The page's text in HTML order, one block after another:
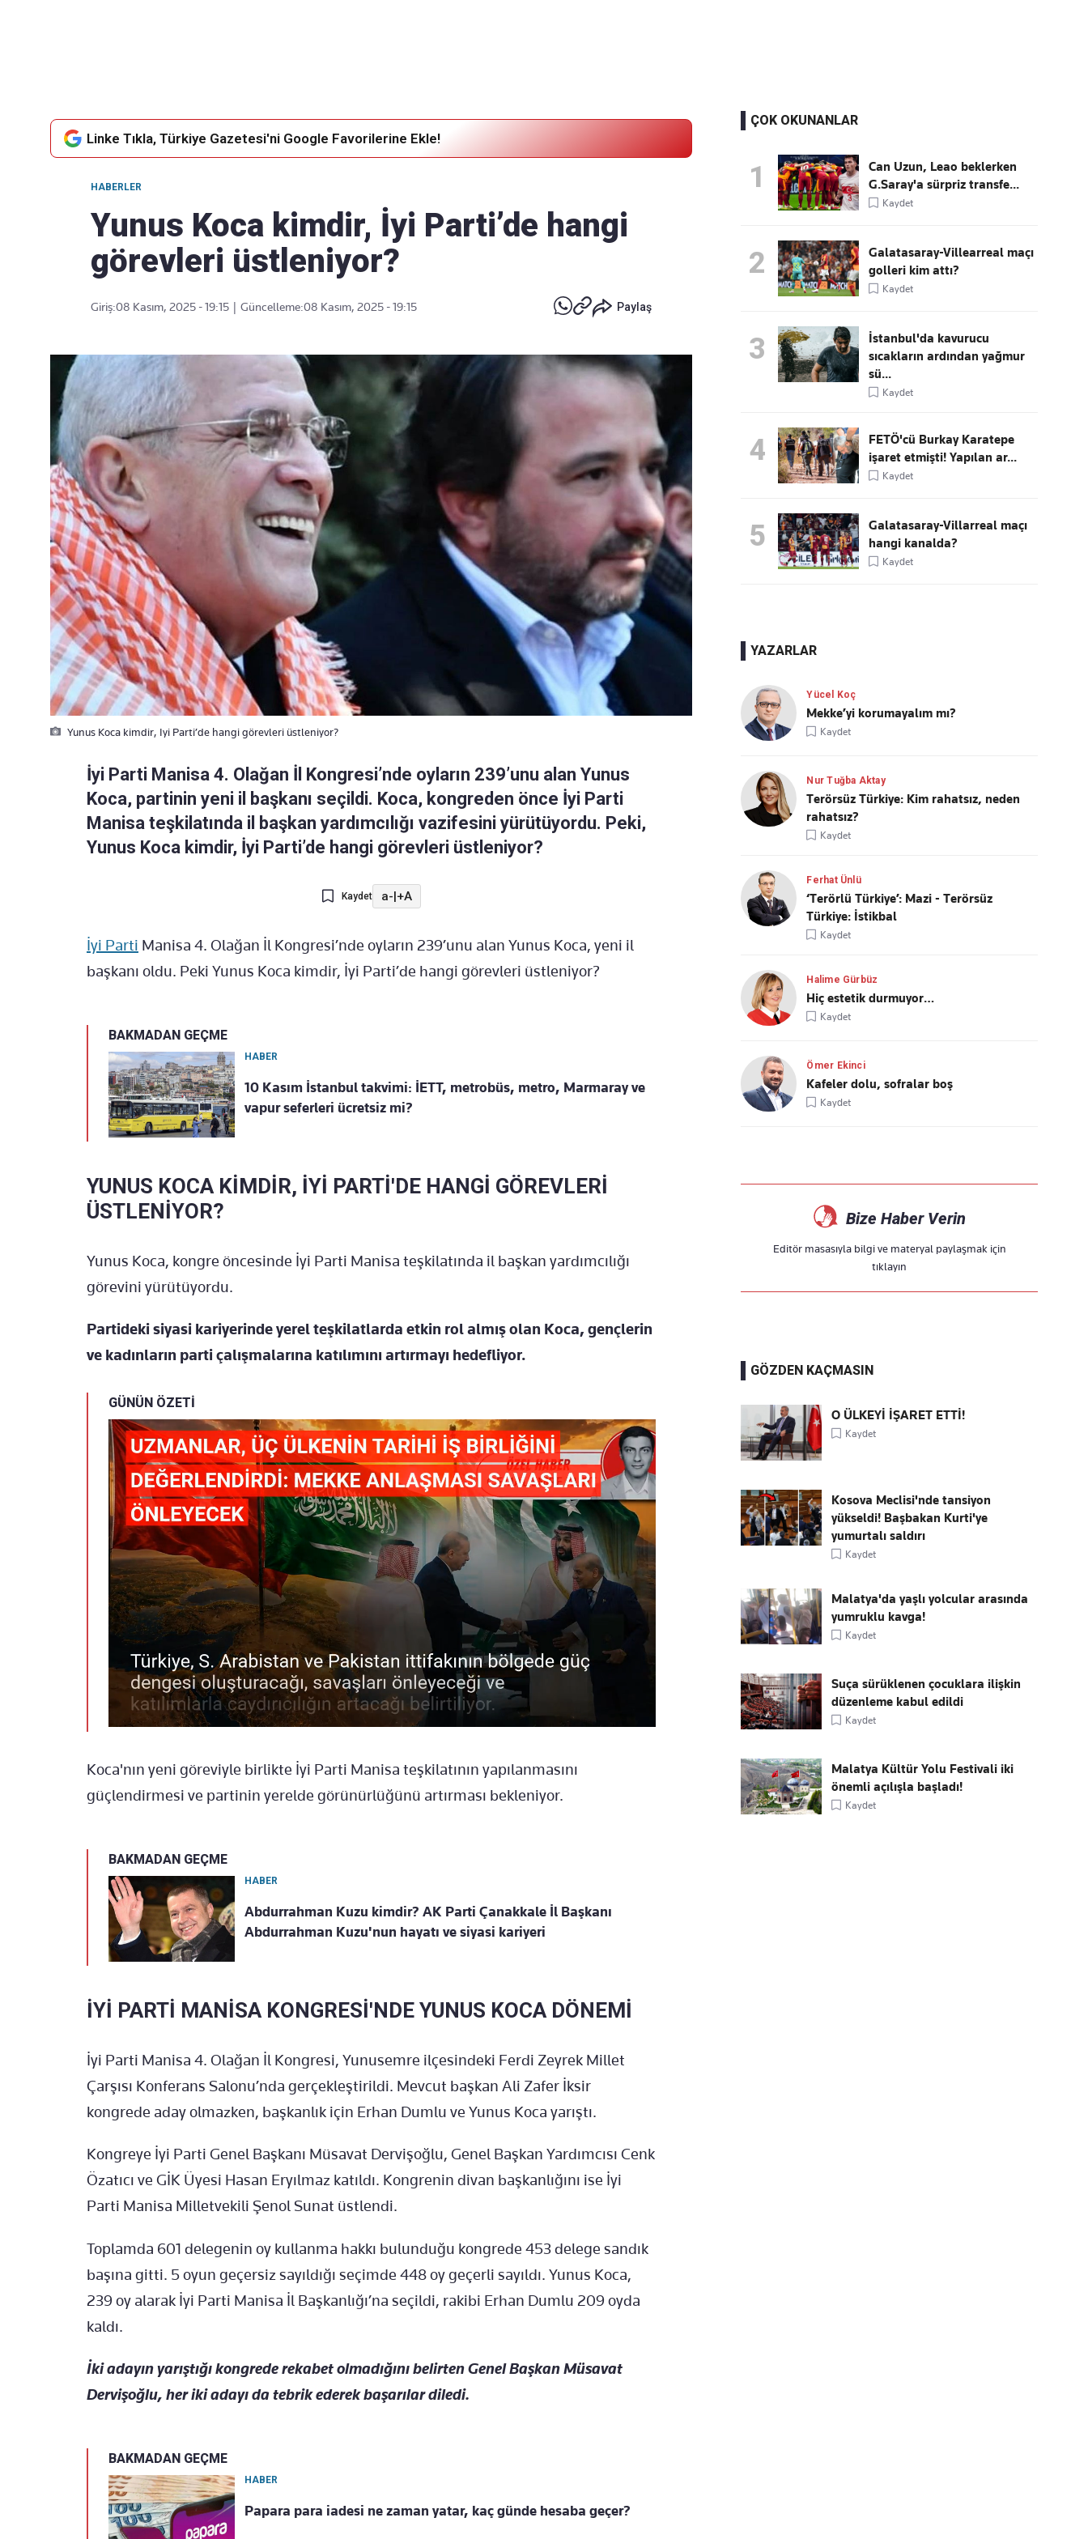
Linke Tıkla, Türkiye Gazetesi'ni Google Favorilerine Ekle!
HABERLER
Yunus Koca kimdir, İyi Parti’de hangi
görevleri üstleniyor?
Giriş:08 Kasım, 2025 - 19:15 Güncelleme:08 Kasım, 2025 - 19:15 Paylaş
Yunus Koca kimdir, Iyi Parti’de hangi görevleri üstleniyor?
İyi Parti Manisa 4. Olağan İl Kongresi’nde oyların 239’unu alan Yunus
Koca, partinin yeni il başkanı seçildi. Koca, kongreden önce İyi Parti
Manisa teşkilatında il başkan yardımcılığı vazifesini yürütüyordu. Peki,
Yunus Koca kimdir, İyi Parti’de hangi görevleri üstleniyor?
Kaydet a-|+A
İyi Parti Manisa 4. Olağan İl Kongresi’nde oyların 239’unu alan Yunus Koca, yeni il
başkanı oldu. Peki Yunus Koca kimdir, İyi Parti’de hangi görevleri üstleniyor?
BAKMADAN GEÇME
HABER
10 Kasım İstanbul takvimi: İETT, metrobüs, metro, Marmaray ve
vapur seferleri ücretsiz mi?
YUNUS KOCA KİMDİR, İYİ PARTİ'DE HANGİ GÖREVLERİ
ÜSTLENİYOR?
Yunus Koca, kongre öncesinde İyi Parti Manisa teşkilatında il başkan yardımcılığı
görevini yürütüyordu.
Partideki siyasi kariyerinde yerel teşkilatlarda etkin rol almış olan Koca, gençlerin
ve kadınların parti çalışmalarına katılımını artırmayı hedefliyor.
GÜNÜN ÖZETİ
Koca'nın yeni göreviyle birlikte İyi Parti Manisa teşkilatının yapılanmasını
güçlendirmesi ve partinin yerelde görünürlüğünü artırması bekleniyor.
BAKMADAN GEÇME
HABER
Abdurrahman Kuzu kimdir? AK Parti Çanakkale İl Başkanı
Abdurrahman Kuzu'nun hayatı ve siyasi kariyeri
İYİ PARTİ MANİSA KONGRESİ'NDE YUNUS KOCA DÖNEMİ
İyi Parti Manisa 4. Olağan İl Kongresi, Yunusemre ilçesindeki Ferdi Zeyrek Millet
Çarşısı Konferans Salonu’nda gerçekleştirildi. Mevcut başkan Ali Zafer İksir
kongrede aday olmazken, başkanlık için Erhan Dumlu ve Yunus Koca yarıştı.
Kongreye İyi Parti Genel Başkanı Müsavat Dervişoğlu, Genel Başkan Yardımcısı Cenk
Özatıcı ve GİK Üyesi Hasan Eryılmaz katıldı. Kongrenin divan başkanlığını ise İyi
Parti Manisa Milletvekili Şenol Sunat üstlendi.
Toplamda 601 delegenin oy kullanma hakkı bulunduğu kongrede 453 delege sandık
başına gitti. 5 oyun geçersiz sayıldığı seçimde 448 oy geçerli sayıldı. Yunus Koca,
239 oy alarak İyi Parti Manisa İl Başkanlığı’na seçildi, rakibi Erhan Dumlu 209 oyda
kaldı.
İki adayın yarıştığı kongrede rekabet olmadığını belirten Genel Başkan Müsavat
Dervişoğlu, her iki adayı da tebrik ederek başarılar diledi.
BAKMADAN GEÇME
HABER
Papara para iadesi ne zaman yatar, kaç günde hesaba geçer?
ÇOK OKUNANLAR
1
Can Uzun, Leao beklerken
G.Saray'a sürpriz transfe...
Kaydet
2
Galatasaray-Villearreal maçı
golleri kim attı?
Kaydet
3
İstanbul'da kavurucu
sıcakların ardından yağmur
sü...
Kaydet
4
FETÖ'cü Burkay Karatepe
işaret etmişti! Yapılan ar...
Kaydet
5
Galatasaray-Villarreal maçı
hangi kanalda?
Kaydet
YAZARLAR
Yücel Koç
Mekke’yi korumayalım mı?
Kaydet
Nur Tuğba Aktay
Terörsüz Türkiye: Kim rahatsız, neden
rahatsız?
Kaydet
Ferhat Ünlü
‘Terörlü Türkiye’: Mazi - Terörsüz
Türkiye: İstikbal
Kaydet
Halime Gürbüz
Hiç estetik durmuyor…
Kaydet
Ömer Ekinci
Kafeler dolu, sofralar boş
Kaydet
Bize Haber Verin
Editör masasıyla bilgi ve materyal paylaşmak için
tıklayın
GÖZDEN KAÇMASIN
O ÜLKEYİ İŞARET ETTİ!
Kaydet
Kosova Meclisi'nde tansiyon
yükseldi! Başbakan Kurti'ye
yumurtalı saldırı
Kaydet
Malatya'da yaşlı yolcular arasında
yumruklu kavga!
Kaydet
Suça sürüklenen çocuklara ilişkin
düzenleme kabul edildi
Kaydet
Malatya Kültür Yolu Festivali iki
önemli açılışla başladı!
Kaydet